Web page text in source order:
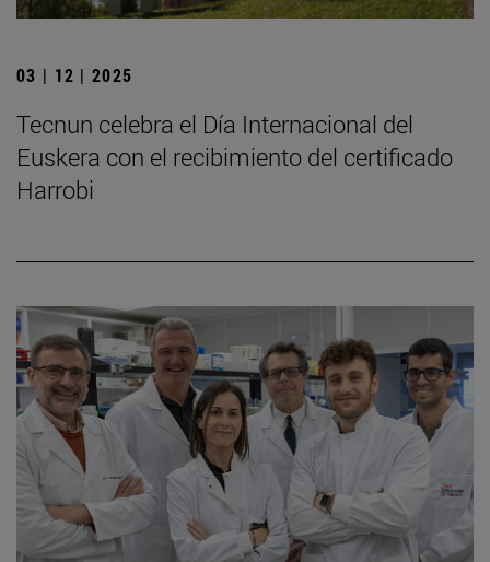
03 | 12 | 2025
Tecnun celebra el Día Internacional del
Euskera con el recibimiento del certificado
Harrobi